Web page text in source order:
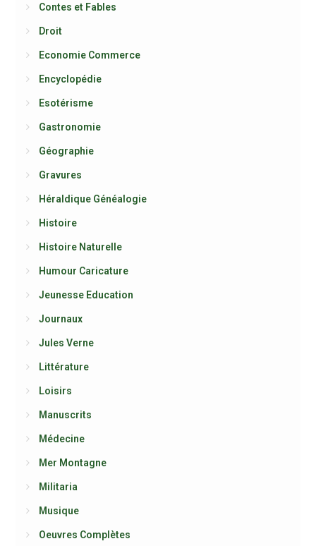
Contes et Fables
Droit
Economie Commerce
Encyclopédie
Esotérisme
Gastronomie
Géographie
Gravures
Héraldique Généalogie
Histoire
Histoire Naturelle
Humour Caricature
Jeunesse Education
Journaux
Jules Verne
Littérature
Loisirs
Manuscrits
Médecine
Mer Montagne
Militaria
Musique
Oeuvres Complètes